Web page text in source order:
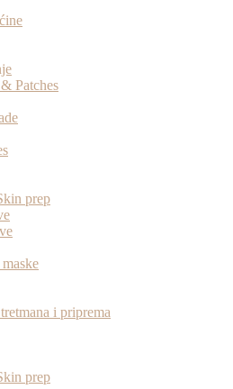
Patches
prep
i priprema
prep